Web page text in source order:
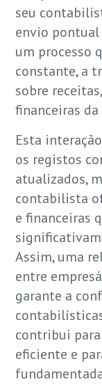
seu
envio pontual
um processo
constante, a
sobre
financeiras da
Esta
os registos
atualizados,
contabilista
e financeiras
Assim, uma
entre
garante a
contribui
eficiente e